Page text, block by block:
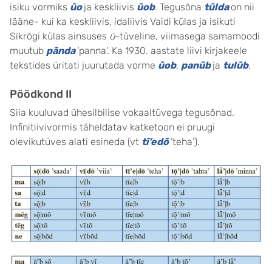
isiku vormiks ūoja keskliivis ūob. Tegusõna tūldaon nii
lääne- kui ka keskliivis, idaliivis Vaidi külas ja isikuti
Sīkrõgi külas ainsuses ū-tüveline, viimasega samamoodi
muutub pānda’panna’. Ka 1930. aastate liivi kirjakeele
tekstides üritati juurutada vorme ūob, panūbja tulūb.
Pöödkond II
Siia kuuluvad ühesilbilise vokaaltüvega tegusõnad.
Infinitiivivormis täheldatav katketoon ei pruugi
olevikutüves alati esineda (vt tī’edõ’teha’).